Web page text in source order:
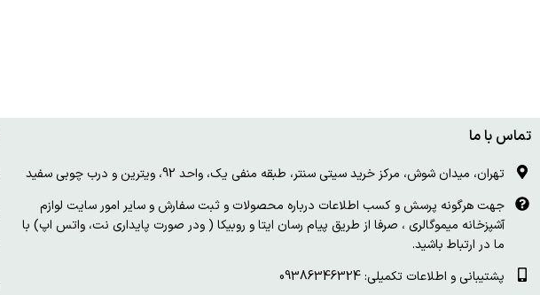
تماس با ما
تهران، میدان شوش، مرکز خرید سیتی سنتر، طبقه منفی یک، واحد 92، ویترین و درب چوبی سفید
جهت هرگونه پرسش و کسب اطلاعات درباره محصولات و ثبت سفارش و سایر امور سایت لوازم
آشپزخانه میموگالری ، صرفا از طریق پیام رسان ایتا و روبیکا ( ودر صورت پایداری نت، واتس اپ) با
ما در ارتباط باشید.
پشتیبانی و اطلاعات تکمیلی: 09386346324